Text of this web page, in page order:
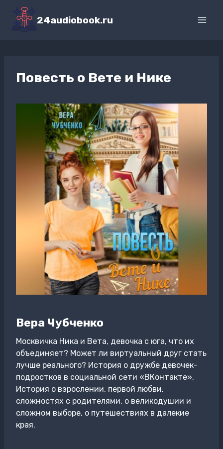
Перейти
содержимому
24audiobook.ru
Повесть о Вете и Нике
Вера Чубченко
Москвичка Ника и Вета, девочка с юга, что их
объединяет? Может ли виртуальный друг стать
лучше реального? История о дружбе девочек-
подростков в социальной сети «ВКонтакте».
История о взрослении, первой любви,
сложностях с родителями, о великодушии и
сложном выборе, о путешествиях в далекие
края.